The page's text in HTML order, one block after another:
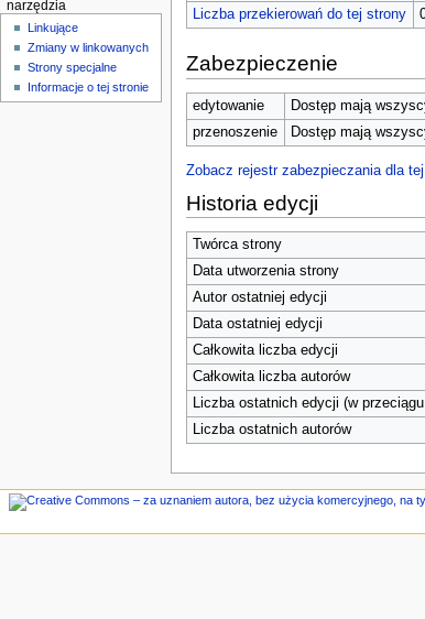
Liczba przekierowań do tej strony
Zabezpieczenie
edytowanie
Dostęp mają
przenoszenie
Dostęp mają
Zobacz rejestr zabezpieczania dla
Historia edycji
Twórca strony
Data utworzenia strony
Autor ostatniej edycji
Data ostatniej edycji
Całkowita liczba edycji
Całkowita liczba autorów
Liczba ostatnich edycji (w
Liczba ostatnich autorów
g
j
narzędzia
Linkujące
Zmiany w linkowanych
Strony specjalne
Informacje o tej stronie